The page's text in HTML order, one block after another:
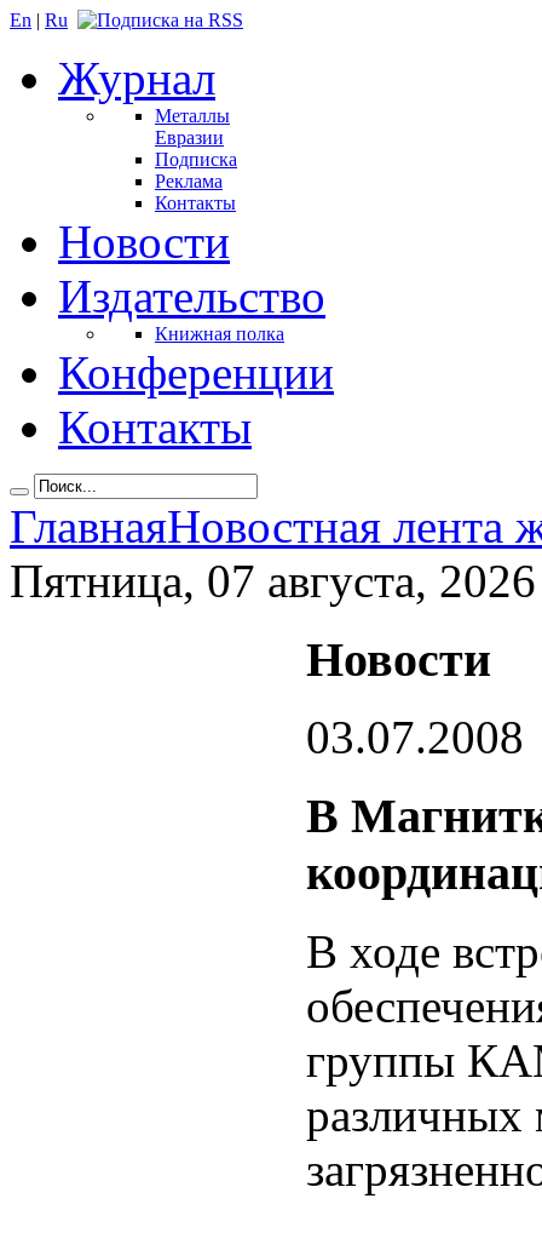
En | Ru
Журнал
Металлы
Евразии
Подписка
Реклама
Контакты
Новости
Издательство
Книжная полка
Конференции
Контакты
ГлавнаяНовостная лента
Пятница, 07 августа, 2026
Новости
03.07.2008
В
В ходе
группы
различных